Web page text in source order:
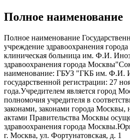
Полное наименование
Полное наименование
учреждение здравоохранения
клиническая больница им. Ф.И.
здравоохранения города
наименование: ГБУЗ "ГКБ им. Ф.И.
государственной регистрации: 27
года.Учредителем является город
полномочия учредителя в
законами, законами города
актами Правительства Москвы
здравоохранения города
г. Москва, ул. Фортунатовская, д. 1